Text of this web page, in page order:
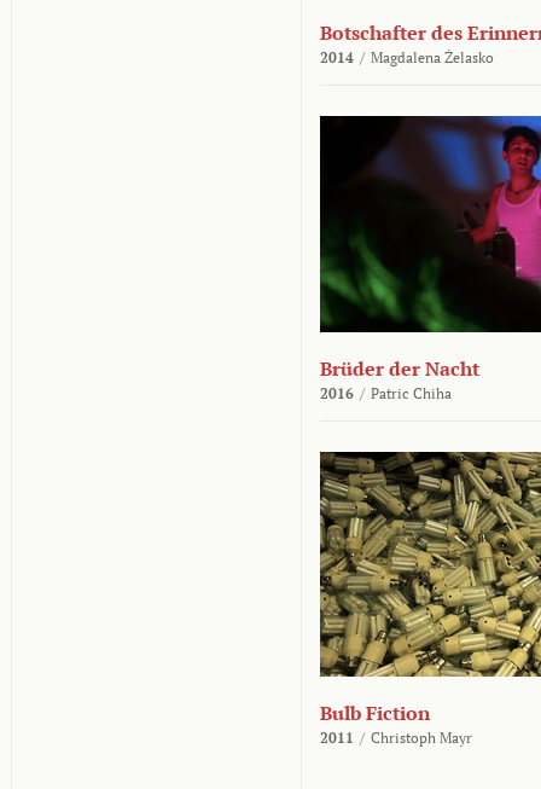
Botschafter des
2014 / Magdalena Żelasko
Brüder der Nacht
2016 / Patric Chiha
Bulb Fiction
2011 / Christoph Mayr